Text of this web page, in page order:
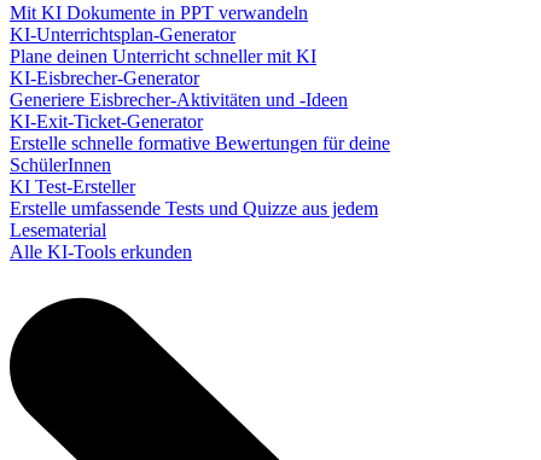
Mit KI Dokumente in PPT verwandeln
KI-Unterrichtsplan-Generator
Plane deinen Unterricht schneller mit KI
KI-Eisbrecher-Generator
Generiere Eisbrecher-Aktivitäten und -Ideen
KI-Exit-Ticket-Generator
Erstelle schnelle formative Bewertungen für deine
SchülerInnen
KI Test-Ersteller
Erstelle umfassende Tests und Quizze aus jedem
Lesematerial
Alle KI-Tools erkunden